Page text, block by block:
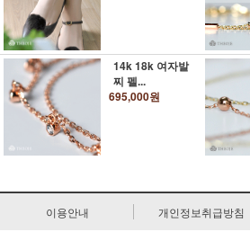
14k 18k 여자발
찌 펠...
695,000원
이용안내 개인정보취급방침